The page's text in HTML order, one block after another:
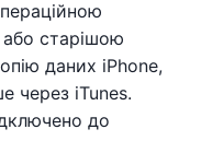
старішою
даних iPhone,
через iTunes.
до